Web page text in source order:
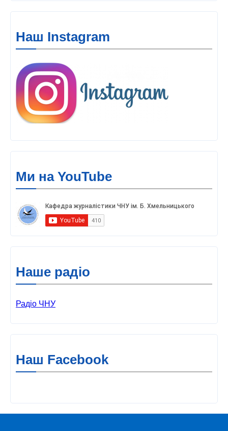
Наш Instagram
Ми на YouTube
Наше радіо
Радіо ЧНУ
Наш Facebook